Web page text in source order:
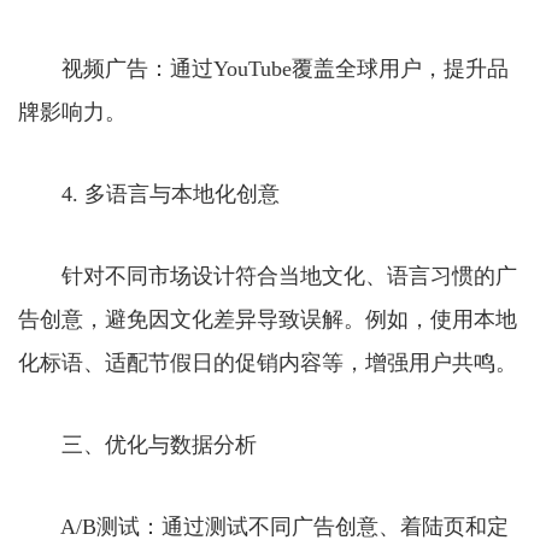
视频广告：通过YouTube覆盖全球用户，提升品
牌影响力。
4. 多语言与本地化创意
针对不同市场设计符合当地文化、语言习惯的广
告创意，避免因文化差异导致误解。例如，使用本地
化标语、适配节假日的促销内容等，增强用户共鸣。
三、优化与数据分析
A/B测试：通过测试不同广告创意、着陆页和定